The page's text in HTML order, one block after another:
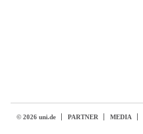
© 2026 uni.de PARTNER MEDIA